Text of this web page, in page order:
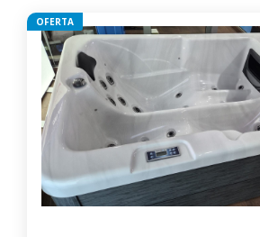
OFERTA